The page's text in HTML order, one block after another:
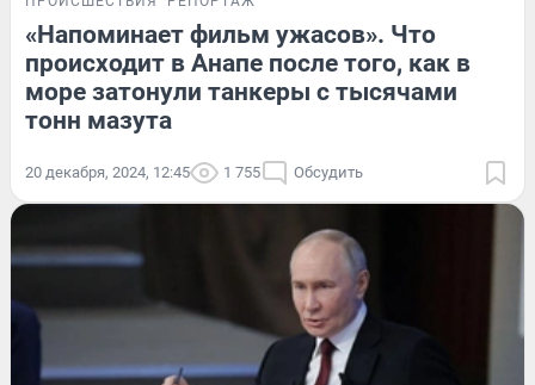
«Напоминает фильм ужасов». Что
происходит в Анапе после того, как в
море затонули танкеры с тысячами
тонн мазута
20 декабря, 2024, 12:45 1 755 Обсудить